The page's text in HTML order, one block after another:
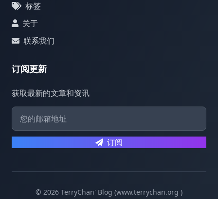
标签
关于
联系我们
订阅更新
获取最新的文章和资讯
订阅
© 2026 TerryChan' Blog (www.terrychan.org )